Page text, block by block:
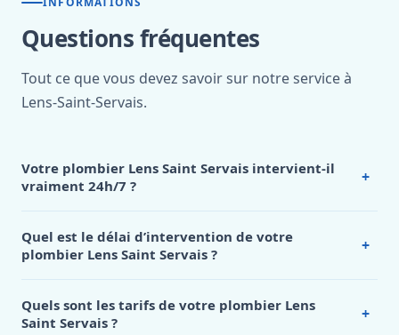
Questions fréquentes
Tout ce que vous devez savoir sur notre service à
Lens-Saint-Servais.
Votre plombier Lens Saint Servais intervient-il
vraiment 24h/7 ?
+
compris les week-ends, jours fériés et périodes de
vacances.
C’est pourquoi nous maintenons une équipe de techniciens
qualifiés en rotation permanente, prêts à intervenir
Quel est le délai d’intervention de votre
plombier Lens Saint Servais ?
+
Ce délai rapide est rendu possible grâce à notre
Quels sont les tarifs de votre plombier Lens
Saint Servais ?
+